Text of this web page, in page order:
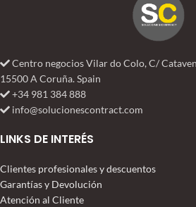
Centro negocios Vilar do Colo, C/
15500 A Coruña. Spain
+34 981 384 888
info@solucionescontract.com
LINKS DE INTERÉS
Clientes profesionales y descuentos
Garantías y Devolución
Atención al Cliente